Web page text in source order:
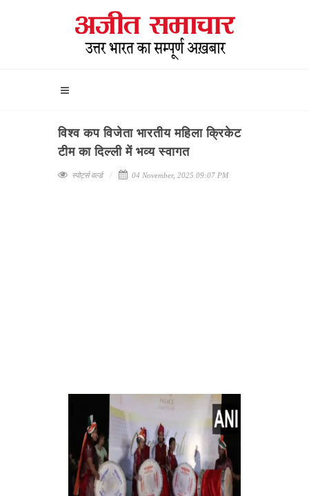
विश्व कप विजेता भारतीय महिला क्रिकेट
टीम का दिल्ली में भव्य स्वागत
स्पोर्ट्स वर्ल्ड 04 November, 2025 09:07 PM